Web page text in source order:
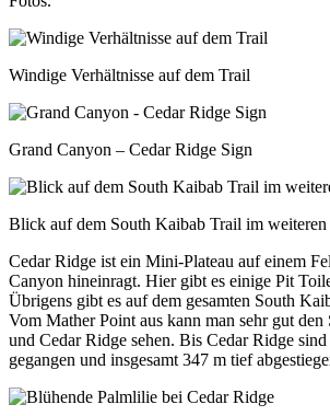
Windige Verhältnisse auf dem Trail
Grand Canyon – Cedar Ridge Sign
Blick auf dem South Kaibab Trail im
Cedar Ridge ist ein Mini-Plateau auf einem
Canyon hineinragt. Hier gibt es einige Pit
Übrigens gibt es auf dem gesamten South
Vom Mather Point aus kann man sehr gut
und Cedar Ridge sehen. Bis Cedar Ridge
gegangen und insgesamt 347 m tief